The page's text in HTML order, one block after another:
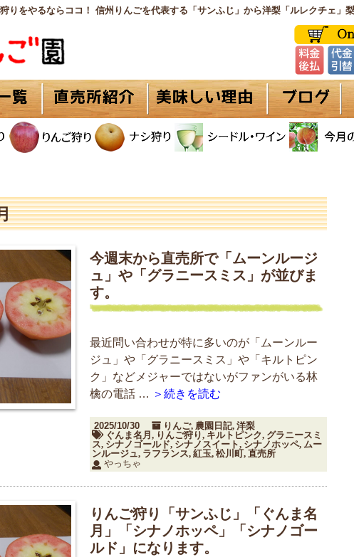
りをやるならココ！ 信州りんごを代表する「サンふじ」から洋梨「ルレクチェ」
今週末から直売所で「ムーンルージ
ュ」や「グラニースミス」が並びま
す。
最近問い合わせが特に多いのが「ムーンルー
ジュ」や「グラニースミス」や「キルトピン
ク」などメジャーではないがファンがいる林
檎の電話 … ＞続きを読む
2025/10/30 りんご, 農園日記, 洋梨
ぐんま名月, りんご狩り, キルトピンク, グラニースミ
ス, シナノゴールド, シナノスイート, シナノホッペ, ムー
ンルージュ , ラフランス, 紅玉, 松川町, 直売所
やっちゃ
りんご狩り「サンふじ」「ぐんま名
月」「シナノホッペ」「シナノゴー
ルド」になります。